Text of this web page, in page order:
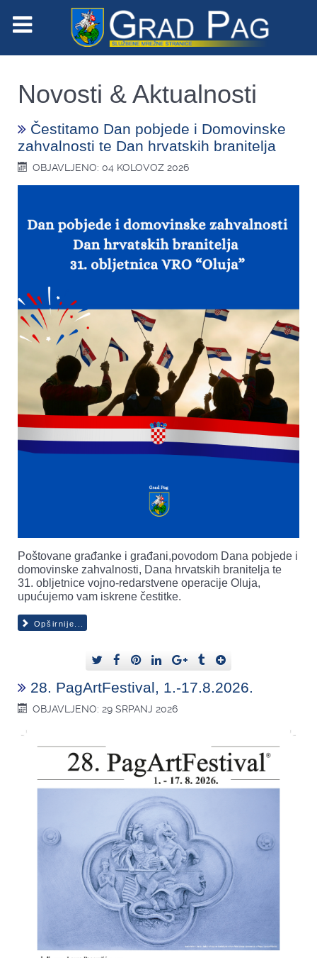
Novosti & Aktualnosti
Čestitamo Dan pobjede i Domovinske
zahvalnosti te Dan hrvatskih branitelja
OBJAVLJENO: 04 KOLOVOZ 2026
Poštovane građanke i građani,povodom Dana pobjede i
domovinske zahvalnosti, Dana hrvatskih branitelja te
31. obljetnice vojno-redarstvene operacije Oluja,
upućujemo vam iskrene čestitke.
Opširnije...
28. PagArtFestival, 1.-17.8.2026.
OBJAVLJENO: 29 SRPANJ 2026